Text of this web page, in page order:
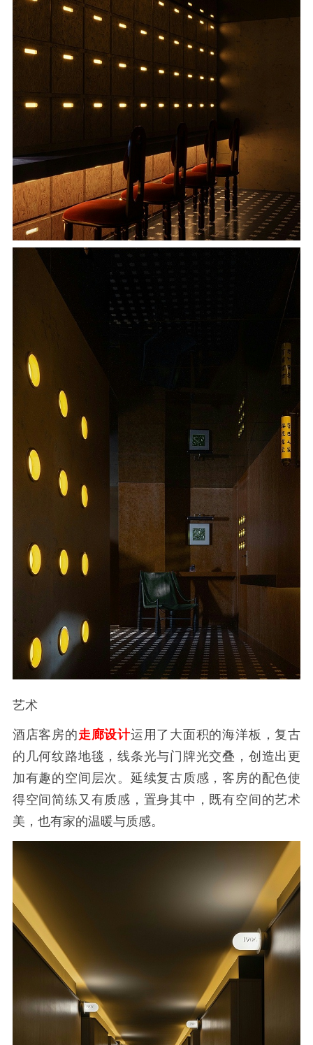
艺术
酒店客房的走廊设计运用了大面积的海洋板，复古
的几何纹路地毯，线条光与门牌光交叠，创造出更
加有趣的空间层次。延续复古质感，客房的配色使
得空间简练又有质感，置身其中，既有空间的艺术
美，也有家的温暖与质感。